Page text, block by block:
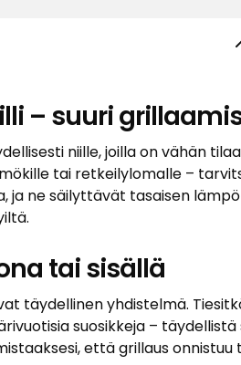
– suuri
niille, joilla on vähän
tai retkeilylomalle –
ja ne säilyttävät tasaisen
tai sisällä
täydellinen yhdistelmä.
suosikkeja –
että grillaus onnistuu